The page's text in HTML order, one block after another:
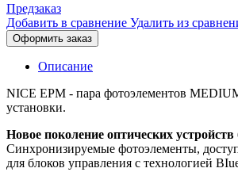
Предзаказ
Добавить в сравнение Удалить из
Оформить заказ
Описание
NICE EPM - пара фотоэлементов
установки.
Новое поколение оптических устройств
Синхронизируемые фотоэлементы,
для блоков управления с технологией